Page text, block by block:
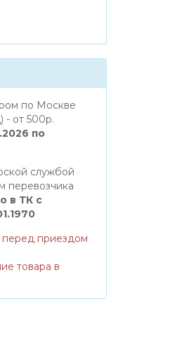
по Москве
- от 500р.
по
службой
перевозчика
в ТК с
перед приездом
товара в